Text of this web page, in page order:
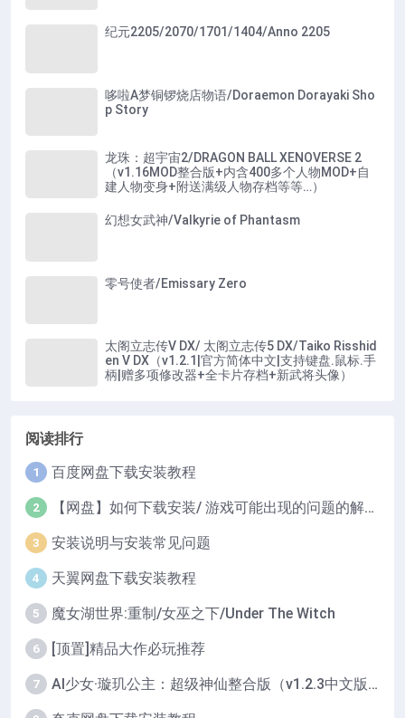
纪元2205/2070/1701/1404/Anno 2205
哆啦A梦铜锣烧店物语/Doraemon Dorayaki Sho
p Story
龙珠：超宇宙2/DRAGON BALL XENOVERSE 2
（v1.16MOD整合版+内含400多个人物MOD+自
建人物变身+附送满级人物存档等等…）
幻想女武神/Valkyrie of Phantasm
零号使者/Emissary Zero
太阁立志传Ⅴ DX/ 太阁立志传5 DX/Taiko Risshid
en V DX（v1.2.1|官方简体中文|支持键盘.鼠标.手
柄|赠多项修改器+全卡片存档+新武将头像）
阅读排行
1 百度网盘下载安装教程
2 【网盘】如何下载安装/ 游戏可能出现的问题的解决办法！！！
3 安装说明与安装常见问题
4 天翼网盘下载安装教程
5 魔女湖世界:重制/女巫之下/Under The Witch
6 [顶置]精品大作必玩推荐
7 AI少女·璇玑公主：超级神仙整合版（v1.2.3中文版/全DLC/全MOD收集+最新本体+海量人物卡/服装/场景/建筑各种卡集成+100%剧情通关存档+大量教程攻略+海量实用工具自定义插件等等…|容量137GB|内置汉化|支持键盘.鼠标.手柄）